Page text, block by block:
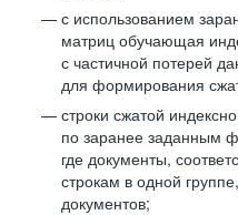
с использованием
матриц обучающая
с частичной потерей
для формирования
строки сжатой
по заранее заданным
где документы,
строкам в одной
документов;